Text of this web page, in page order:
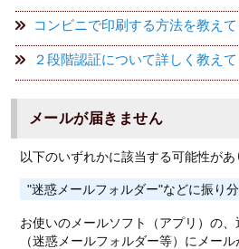
コンビニで印刷する方法を教え
２段階認証について詳しく教え
メールが届きません
以下のいずれかに該当する可能性があ
"迷惑メールフォルダー"などに振り
お使いのメールソフト（アプリ）の
（迷惑メールフォルダー等）にメー